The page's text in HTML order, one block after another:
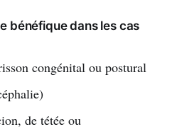
bénéfique dans les cas
congénital ou postural
de tétée ou